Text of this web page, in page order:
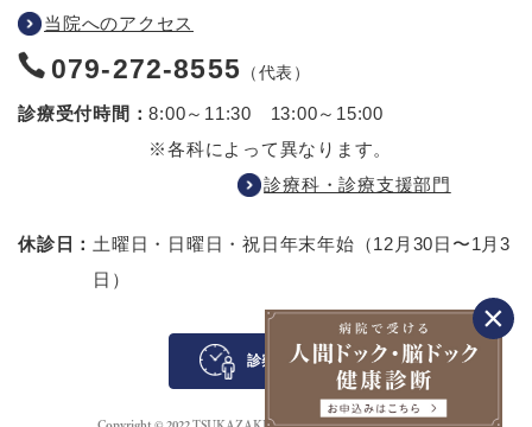
当院へのアクセス
079-272-8555 （代表）
診療受付時間：8:00～11:30 13:00～15:00
※各科によって異なります。
診療科・診療支援部門
休診日： 土曜日・日曜日・祝日年末年始（12月30日〜1月3
日）
診察待ち案内